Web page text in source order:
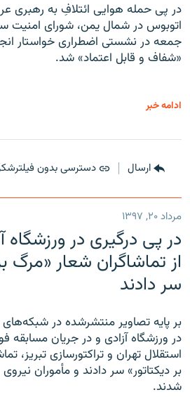
در پی حمله هوایی ائتلافِ به رهبری
اتوبوس در شمال یمن، شورای امنیت
جمعه در نشستی اضطراری خواستار
«شفاف و قابل اعتماد» شد.
ادامه خبر
ارسال دسترسی بدون
مرداد ۲۰, ۱۳۹۷
در پی درگیری در ورزشگاه
از تماشاگران شعار «مرگ
سر دادند
بر پایه تصاویر منتشرشده در
در ورزشگاه آزادی و در جریان مسابقه
استقلال تهران و تراکتورسازی تبریز،
بر دیکتاتور» سر دادند و مأموران نیروی
شدند.